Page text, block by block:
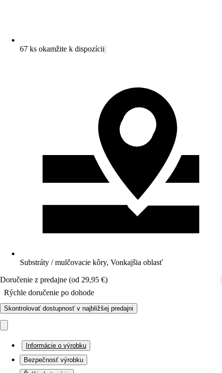
67 ks okamžite k dispozícii
Substráty / mulčovacie kôry, Vonkajšia oblasť
Doručenie z predajne (od 29,95 €)
Rýchle doručenie po dohode
Skontrolovať dostupnosť v najbližšej predajni
Informácie o výrobku
Bezpečnosť výrobku